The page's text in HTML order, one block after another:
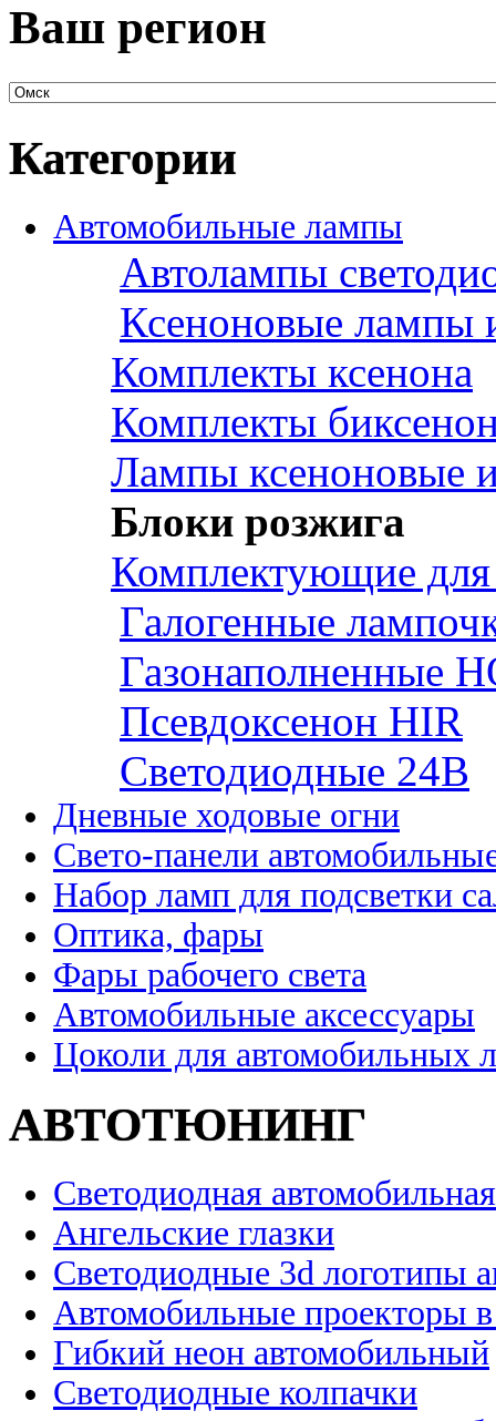
Ваш регион
Категории
Автомобильные лампы
Автолампы
Ксеноновые лампы
Комплекты ксенона
Комплекты
Лампы ксеноновые
Блоки розжига
Комплектующие для
Галогенные
Газонаполненные
Псевдоксенон HIR
Cветодиодные 24B
Дневные ходовые огни
Свето-панели
Набор ламп для подсветки
Оптика, фары
Фары рабочего света
Автомобильные аксессуары
Цоколи для автомобильных
АВТОТЮНИНГ
Светодиодная
Ангельские глазки
Светодиодные 3d логотипы
Автомобильные проекторы
Гибкий неон автомобильный
Светодиодные колпачки